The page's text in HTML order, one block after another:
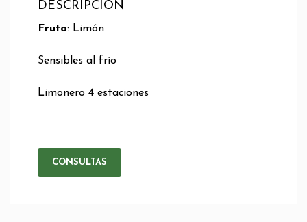
DESCRIPCIÓN
Fruto: Limón
Sensibles al frío
Limonero 4 estaciones
CONSULTAS